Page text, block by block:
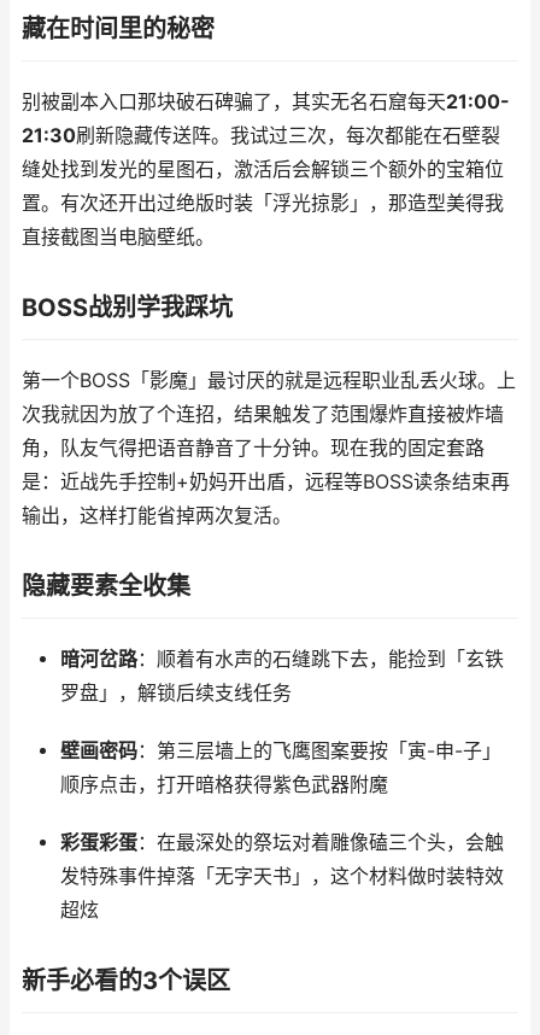
藏在时间里的秘密
别被副本入口那块破石碑骗了，其实无名石窟每天21:00-
21:30刷新隐藏传送阵。我试过三次，每次都能在石壁裂
缝处找到发光的星图石，激活后会解锁三个额外的宝箱位
置。有次还开出过绝版时装「浮光掠影」，那造型美得我
直接截图当电脑壁纸。
BOSS战别学我踩坑
第一个BOSS「影魔」最讨厌的就是远程职业乱丢火球。上
次我就因为放了个连招，结果触发了范围爆炸直接被炸墙
角，队友气得把语音静音了十分钟。现在我的固定套路
是：近战先手控制+奶妈开出盾，远程等BOSS读条结束再
输出，这样打能省掉两次复活。
隐藏要素全收集
暗河岔路：顺着有水声的石缝跳下去，能捡到「玄铁
罗盘」，解锁后续支线任务
壁画密码：第三层墙上的飞鹰图案要按「寅-申-子」
顺序点击，打开暗格获得紫色武器附魔
彩蛋彩蛋：在最深处的祭坛对着雕像磕三个头，会触
发特殊事件掉落「无字天书」，这个材料做时装特效
超炫
新手必看的3个误区